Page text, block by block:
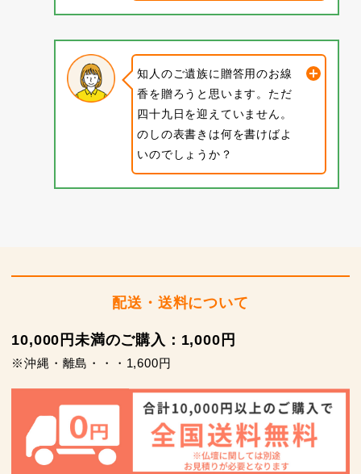
知人のご遺族に贈答用のお線
香を贈ろうと思います。ただ
四十九日を迎えていません。
のしの表書きは何を書けばよ
いのでしょうか？
配送・送料について
10,000円未満のご購入：1,000円
※沖縄・離島・・・1,600円